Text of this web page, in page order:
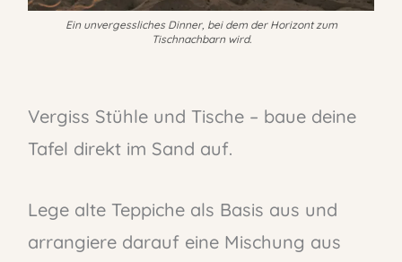
Ein unvergessliches Dinner, bei dem der Horizont zum
Tischnachbarn wird.
Vergiss Stühle und Tische – baue deine
Tafel direkt im Sand auf.
Lege alte Teppiche als Basis aus und
arrangiere darauf eine Mischung aus